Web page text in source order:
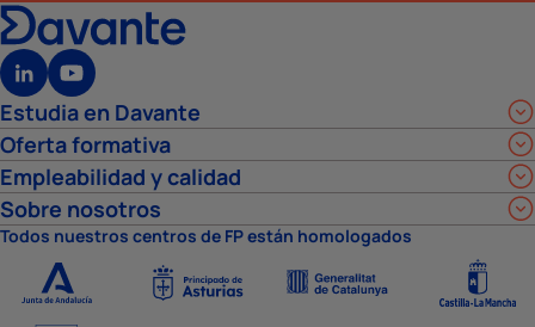
Estudia en Davante
Oferta formativa
Empleabilidad y calidad
Sobre nosotros
Todos nuestros centros de FP están homologados